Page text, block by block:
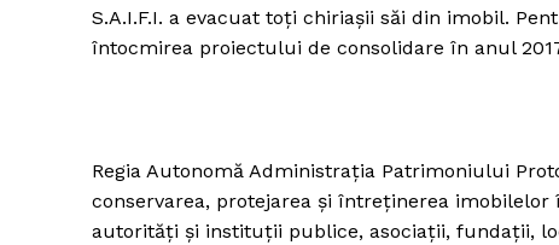
S.A.I.F.I. a evacuat toți chiriașii săi din imobil.
întocmirea proiectului de consolidare în anul
Regia Autonomă Administrația Patrimoniului
conservarea, protejarea și întreținerea
autorități și instituții publice, asociații, fundații,